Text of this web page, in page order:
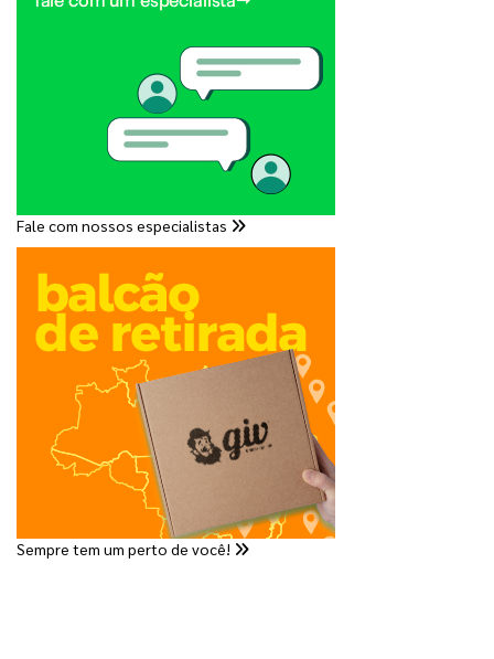
Fale com nossos especialistas
Sempre tem um perto de você!